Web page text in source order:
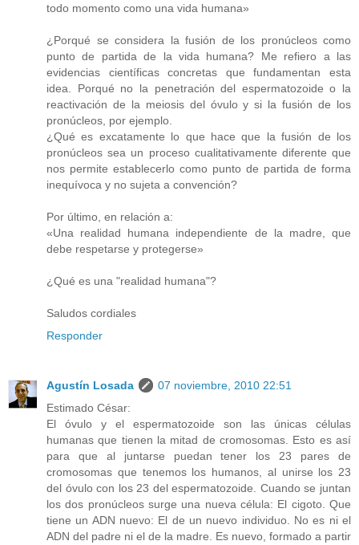
todo momento como una vida humana»
¿Porqué se considera la fusión de los pronúcleos como
punto de partida de la vida humana? Me refiero a las
evidencias científicas concretas que fundamentan esta
idea. Porqué no la penetración del espermatozoide o la
reactivación de la meiosis del óvulo y si la fusión de los
pronúcleos, por ejemplo.
¿Qué es excatamente lo que hace que la fusión de los
pronúcleos sea un proceso cualitativamente diferente que
nos permite establecerlo como punto de partida de forma
inequívoca y no sujeta a convención?
Por último, en relación a:
«Una realidad humana independiente de la madre, que
debe respetarse y protegerse»
¿Qué es una "realidad humana"?
Saludos cordiales
Responder
Agustín Losada
07 noviembre, 2010 22:51
Estimado César:
El óvulo y el espermatozoide son las únicas células
humanas que tienen la mitad de cromosomas. Esto es así
para que al juntarse puedan tener los 23 pares de
cromosomas que tenemos los humanos, al unirse los 23
del óvulo con los 23 del espermatozoide. Cuando se juntan
los dos pronúcleos surge una nueva célula: El cigoto. Que
tiene un ADN nuevo: El de un nuevo individuo. No es ni el
ADN del padre ni el de la madre. Es nuevo, formado a partir